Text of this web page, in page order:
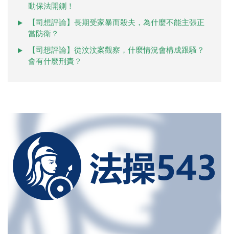
動保法開鍘！
【司想評論】長期受家暴而殺夫，為什麼不能主張正
當防衛？
【司想評論】從汶汶案觀察，什麼情況會構成跟騷？
會有什麼刑責？